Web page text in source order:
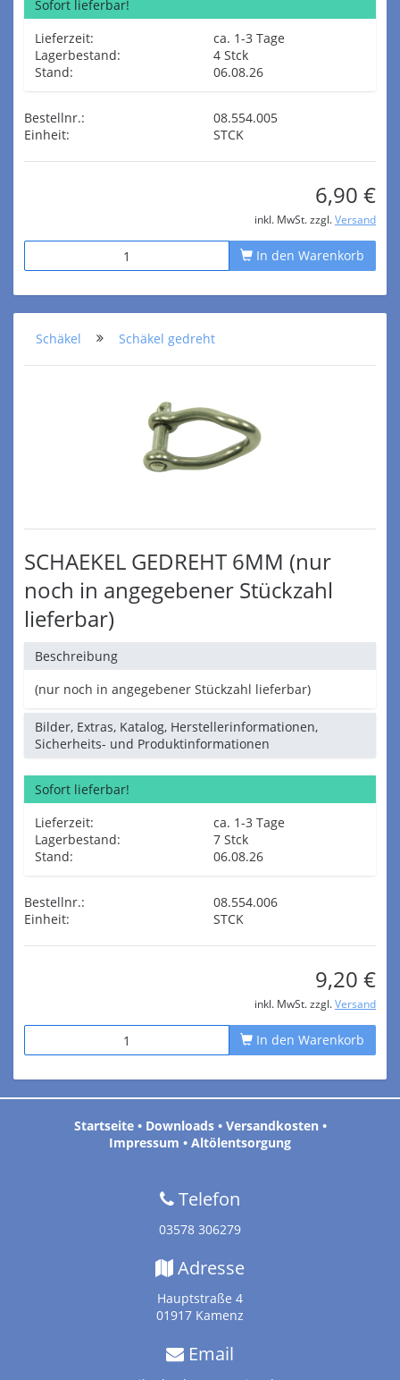
Sofort lieferbar!
Lieferzeit:
ca. 1-3 Tage
Lagerbestand:
4 Stck
Stand:
06.08.26
Bestellnr.:
08.554.005
Einheit:
STCK
6,90 €
inkl. MwSt. zzgl. Versand
In den Warenkorb
Schäkel Schäkel gedreht
SCHAEKEL GEDREHT 6MM (nur
noch in angegebener Stückzahl
lieferbar)
Beschreibung
(nur noch in angegebener Stückzahl lieferbar)
Bilder, Extras, Katalog, Herstellerinformationen,
Sicherheits- und Produktinformationen
Sofort lieferbar!
Lieferzeit:
ca. 1-3 Tage
Lagerbestand:
7 Stck
Stand:
06.08.26
Bestellnr.:
08.554.006
Einheit:
STCK
9,20 €
inkl. MwSt. zzgl. Versand
In den Warenkorb
Startseite• Downloads• Versandkosten•
Impressum • Altölentsorgung
Telefon
03578 306279
Adresse
Hauptstraße 4
01917 Kamenz
Email